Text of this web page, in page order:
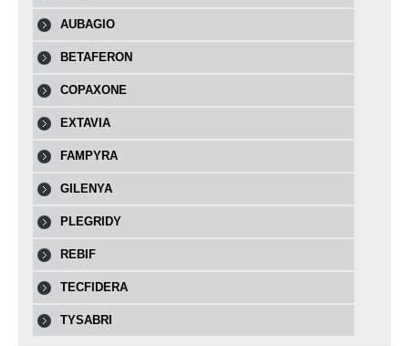
AUBAGIO
BETAFERON
COPAXONE
EXTAVIA
FAMPYRA
GILENYA
PLEGRIDY
REBIF
TECFIDERA
TYSABRI